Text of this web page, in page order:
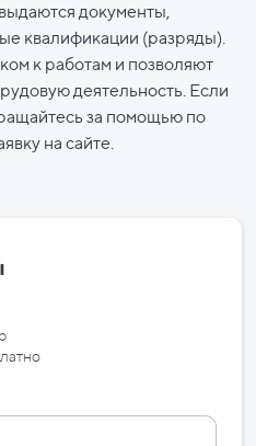
документы,
квалификации (разряды).
к работам и позволяют
деятельность. Если
за помощью по
на сайте.